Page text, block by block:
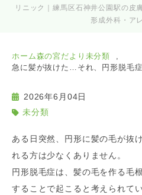
リニック｜練馬区石神井公園駅の皮
形成外科・ア
ホーム森の宮だより 未分類
急に髪が抜けた…それ、円形脱毛
2026年6月04日
未分類
ある日突然、円形に髪の毛が抜
れる方は少なくありません。
円形脱毛症は、髪の毛を作る毛
することで起こると考えられてい